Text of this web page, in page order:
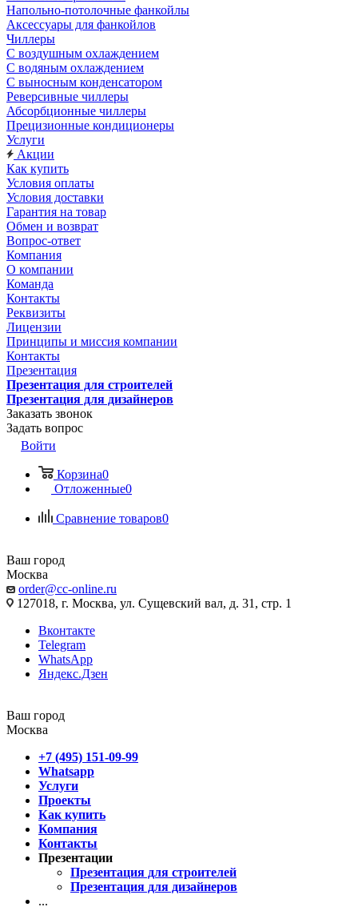
Напольно-потолочные фанкойлы
Аксессуары для фанкойлов
Чиллеры
С воздушным охлаждением
С водяным охлаждением
С выносным конденсатором
Реверсивные чиллеры
Абсорбционные чиллеры
Прецизионные кондиционеры
Услуги
Акции
Как купить
Условия оплаты
Условия доставки
Гарантия на товар
Обмен и возврат
Вопрос-ответ
Компания
О компании
Команда
Контакты
Реквизиты
Лицензии
Принципы и миссия компании
Контакты
Презентация
Презентация для строителей
Презентация для дизайнеров
Заказать звонок
Задать вопрос
Войти
Корзина0
Отложенные0
Сравнение товаров0
Ваш город
Москва
order@cc-online.ru
127018, г. Москва, ул. Сущевский вал, д. 31, стр. 1
Вконтакте
Telegram
WhatsApp
Яндекс.Дзен
Ваш город
Москва
+7 (495) 151-09-99
Whatsapp
Услуги
Проекты
Как купить
Компания
Контакты
Презентации
Презентация для строителей
Презентация для дизайнеров
...